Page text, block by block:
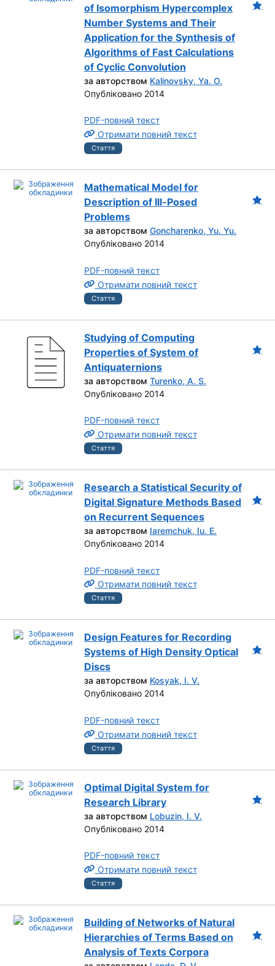
of Isomorphism Hypercomplex
Number Systems and Their
Application for the Synthesis of
Algorithms of Fast Calculations
of Cyclic Convolution
за авторством Kalinovsky, Ya. O.
Опубліковано 2014
PDF-повний текст
Отримати повний текст
Стаття
Mathematical Model for
Description of Ill-Posed
Problems
за авторством Goncharenko, Yu. Yu.
Опубліковано 2014
PDF-повний текст
Отримати повний текст
Стаття
Studying of Computing
Properties of System of
Antiquaternions
за авторством Turenko, A. S.
Опубліковано 2014
PDF-повний текст
Отримати повний текст
Стаття
Research a Statistical Security of
Digital Signature Methods Based
on Recurrent Sequences
за авторством Iaremchuk, Iu. E.
Опубліковано 2014
PDF-повний текст
Отримати повний текст
Стаття
Design Features for Recording
Systems of High Density Optical
Discs
за авторством Kosyak, I. V.
Опубліковано 2014
PDF-повний текст
Отримати повний текст
Стаття
Optimal Digital System for
Research Library
за авторством Lobuzin, I. V.
Опубліковано 2014
PDF-повний текст
Отримати повний текст
Стаття
Building of Networks of Natural
Hierarchies of Terms Based on
Analysis of Texts Corpora